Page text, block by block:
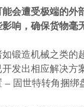
会遭受极端的外
响，确保货物毫
锻造机械之类的
发出相应解决方
固世特转角捆绑